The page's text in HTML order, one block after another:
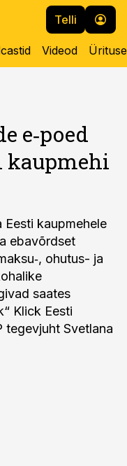
Telli
Videod
e‑poed
kaupmehi
Eesti kaupmehele
ebavõrdset
ohutus- ja
saates
Klick Eesti
tegevjuht Svetlana